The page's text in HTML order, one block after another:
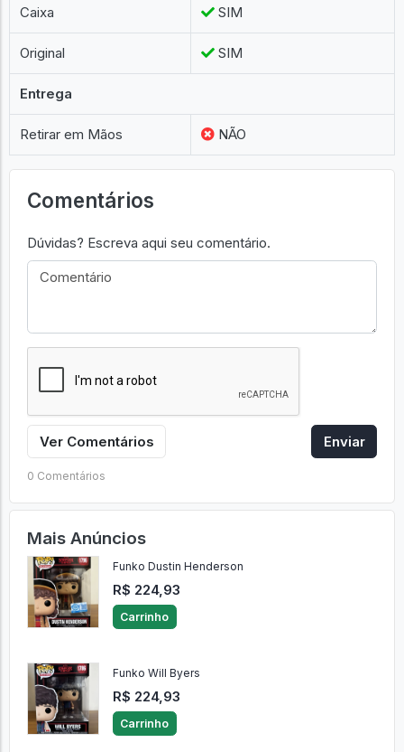
Caixa SIM
Original SIM
Entrega
Retirar em Mãos NÃO
Comentários
Dúvidas? Escreva aqui seu comentário.
Ver Comentários Enviar
0 Comentários
Mais Anúncios
Funko Dustin Henderson
R$ 224,93
Carrinho
Funko Will Byers
R$ 224,93
Carrinho